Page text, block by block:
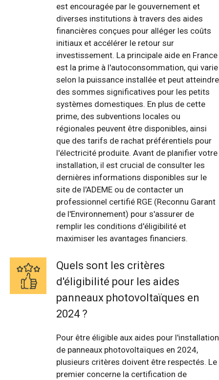
est encouragée par le gouvernement et
diverses institutions à travers des aides
financières conçues pour alléger les coûts
initiaux et accélérer le retour sur
investissement. La principale aide en France
est la prime à l'autoconsommation, qui varie
selon la puissance installée et peut atteindre
des sommes significatives pour les petits
systèmes domestiques. En plus de cette
prime, des subventions locales ou
régionales peuvent être disponibles, ainsi
que des tarifs de rachat préférentiels pour
l'électricité produite. Avant de planifier votre
installation, il est crucial de consulter les
dernières informations disponibles sur le
site de l'ADEME ou de contacter un
professionnel certifié RGE (Reconnu Garant
de l'Environnement) pour s'assurer de
remplir les conditions d'éligibilité et
maximiser les avantages financiers.
Quels sont les critères
d'éligibilité pour les aides
panneaux photovoltaïques en
2024 ?
Pour être éligible aux aides pour l'installation
de panneaux photovoltaïques en 2024,
plusieurs critères doivent être respectés. Le
premier concerne la certification de